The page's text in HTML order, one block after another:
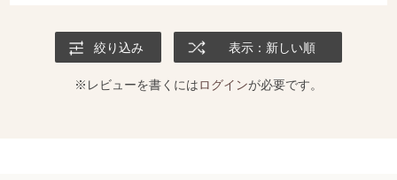
絞り込み 表示：新しい順
※レビューを書くにはログインが必要です。